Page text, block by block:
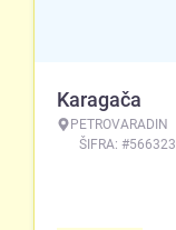
Karagača
PETROVARADIN
ŠIFRA: #566323